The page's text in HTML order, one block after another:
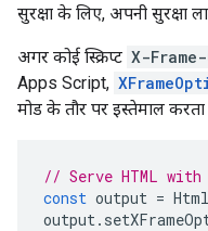
सुरक्षा के लिए, अपनी सुरक्षा
अगर कोई स्क्रिप्ट X-
Apps Script,
मोड के तौर पर इस्तेमाल करता
// Serve HTML
const output =
output.